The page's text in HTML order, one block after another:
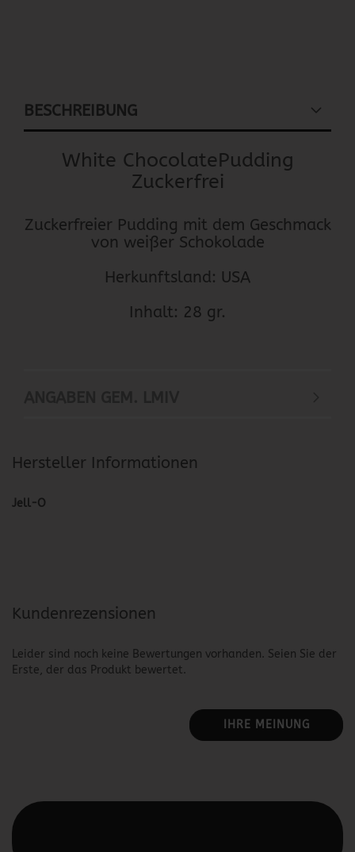
BESCHREIBUNG
White ChocolatePudding
Zuckerfrei
Zuckerfreier Pudding mit dem Geschmack
von weißer Schokolade
Herkunftsland: USA
Inhalt: 28 gr.
Hersteller Informationen
Jell-O
Kundenrezensionen
Leider sind noch keine Bewertungen vorhanden. Seien Sie der
Erste, der das Produkt bewertet.
IHRE MEINUNG